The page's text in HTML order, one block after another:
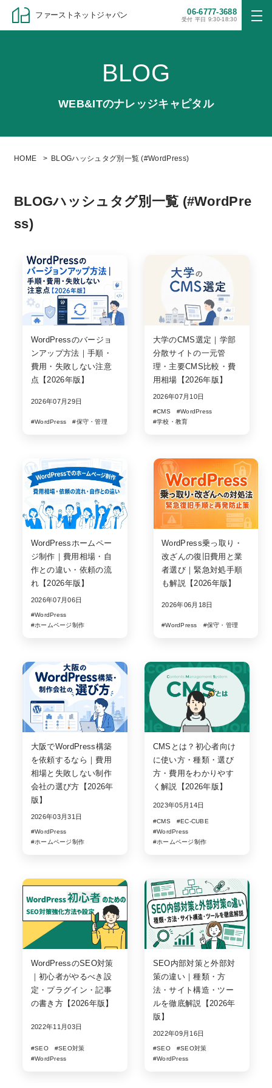
ファーストネットジャパン 06-6777-3688
受付 平日 9:30-18:30
BLOG
WEB&ITのナレッジキャピタル
HOME BLOGハッシュタグ別一覧 (#WordPress)
BLOGハッシュタグ別一覧 (#WordPre
ss)
WordPressのバージョ
ンアップ方法｜手順・
費用・失敗しない注意
点【2026年版】
2026年07月29日
#WordPress #保守・管理
大学のCMS選定｜学部
分散サイトの一元管
理・主要CMS比較・費
用相場【2026年版】
2026年07月10日
#CMS
#WordPress
#学校・教育
WordPressホームペー
ジ制作｜費用相場・自
作との違い・依頼の流
れ【2026年版】
2026年07月06日
#WordPress
#ホームページ制作
WordPress乗っ取り・
改ざんの復旧費用と業
者選び｜緊急対処手順
も解説【2026年版】
2026年06月18日
#WordPress #保守・管理
大阪でWordPress構築
を依頼するなら｜費用
相場と失敗しない制作
会社の選び方【2026年
版】
2026年03月31日
#WordPress
#ホームページ制作
CMSとは？初心者向け
に使い方・種類・選び
方・費用をわかりやす
く解説【2026年版】
2023年05月14日
#CMS
#EC-CUBE
#WordPress
#ホームページ制作
WordPressのSEO対策
｜初心者がやるべき設
定・プラグイン・記事
の書き方【2026年版】
2022年11月03日
#SEO
#SEO対策
#WordPress
SEO内部対策と外部対
策の違い｜種類・方
法・サイト構造・ツー
ルを徹底解説【2026年
版】
2022年09月16日
#SEO
#SEO対策
#WordPress